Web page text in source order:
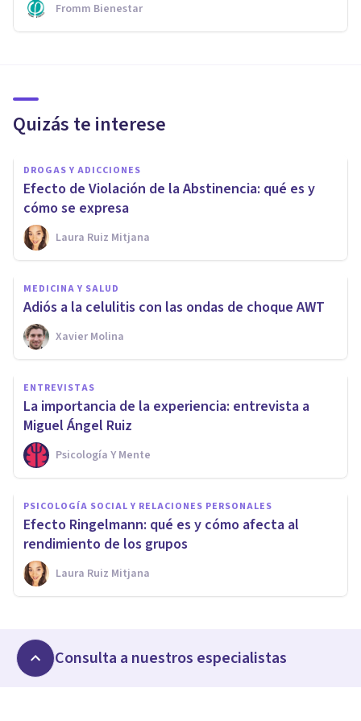
Fromm Bienestar
Quizás te interese
DROGAS Y ADICCIONES
Efecto de Violación de la Abstinencia: qué es y
cómo se expresa
Laura Ruiz Mitjana
MEDICINA Y SALUD
Adiós a la celulitis con las ondas de choque AWT
Xavier Molina
ENTREVISTAS
La importancia de la experiencia: entrevista a
Miguel Ángel Ruiz
Psicología Y Mente
PSICOLOGÍA SOCIAL Y RELACIONES PERSONALES
Efecto Ringelmann: qué es y cómo afecta al
rendimiento de los grupos
Laura Ruiz Mitjana
Consulta a nuestros especialistas